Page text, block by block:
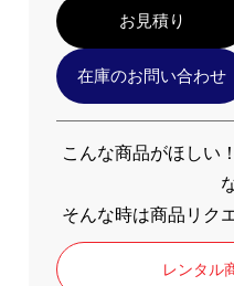
お見積り
在庫のお問い合わせ
こんな商品がほしい
そんな時は商品リク
レンタル